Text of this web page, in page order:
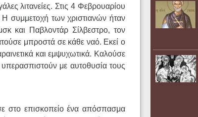
λιτανείες. Στις 4 Φεβρουαρίου
Η συμμετοχή των χριστιανών ήταν
και Παβλοντάρ Σίλβεστρο, τον
μπροστά σε κάθε ναό. Εκεί ο
και εμψυχωτικά. Καλούσε
με αυτοθυσία τους
στο επισκοπείο ένα απόσπασμα